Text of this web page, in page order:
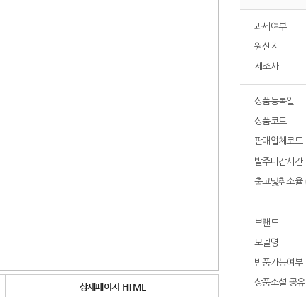
상세페이지 HTML
과세여부
원산지
제조사
상품등록일
상품코드
판매업체코드
발주마감시간
출고및취소율
브랜드
모델명
반품가능여부
상품소셜 공유